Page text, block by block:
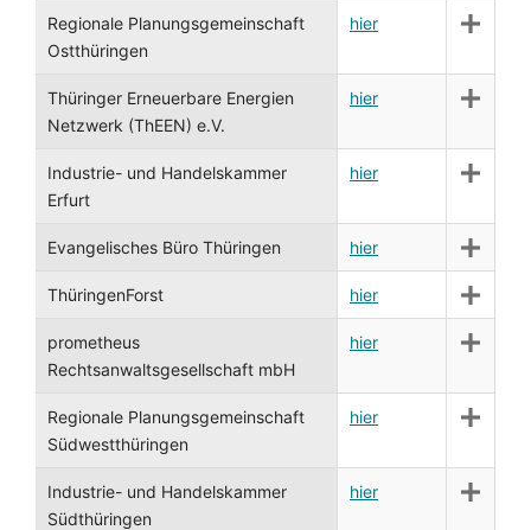
Regionale Planungsgemeinschaft
Ostthüringen
hier
Thüringer Erneuerbare Energien
Netzwerk (ThEEN) e.V.
hier
Industrie- und Handelskammer
Erfurt
hier
Evangelisches Büro Thüringen hier
ThüringenForst hier
prometheus
Rechtsanwaltsgesellschaft mbH
hier
Regionale Planungsgemeinschaft
Südwestthüringen
hier
Industrie- und Handelskammer
Südthüringen
hier